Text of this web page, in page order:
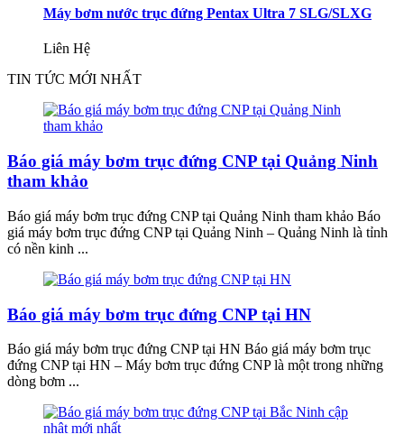
Máy bơm nước trục đứng Pentax Ultra 7 SLG/SLXG
Liên Hệ
TIN TỨC MỚI NHẤT
Báo giá máy bơm trục đứng CNP tại Quảng Ninh
tham khảo
Báo giá máy bơm trục đứng CNP tại Quảng Ninh tham khảo Báo
giá máy bơm trục đứng CNP tại Quảng Ninh – Quảng Ninh là tỉnh
có nền kinh ...
Báo giá máy bơm trục đứng CNP tại HN
Báo giá máy bơm trục đứng CNP tại HN Báo giá máy bơm trục
đứng CNP tại HN – Máy bơm trục đứng CNP là một trong những
dòng bơm ...